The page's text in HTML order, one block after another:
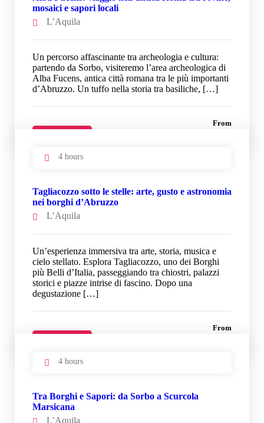
mosaici e sapori locali
L’Aquila
Un percorso affascinante tra archeologia e cultura:
partendo da Sorbo, visiteremo l’area archeologica di
Alba Fucens, antica città romana tra le più importanti
d’Abruzzo. Un tuffo nella storia tra basiliche, […]
From
4 hours
Tagliacozzo sotto le stelle: arte, gusto e astronomia
nei borghi d’Abruzzo
L’Aquila
Un’esperienza immersiva tra arte, storia, musica e
cielo stellato. Esplora Tagliacozzo, uno dei Borghi
più Belli d’Italia, passeggiando tra chiostri, palazzi
storici e piazze intrise di fascino. Dopo una
degustazione […]
From
4 hours
Tra Borghi e Sapori: da Sorbo a Scurcola
Marsicana
L’Aquila